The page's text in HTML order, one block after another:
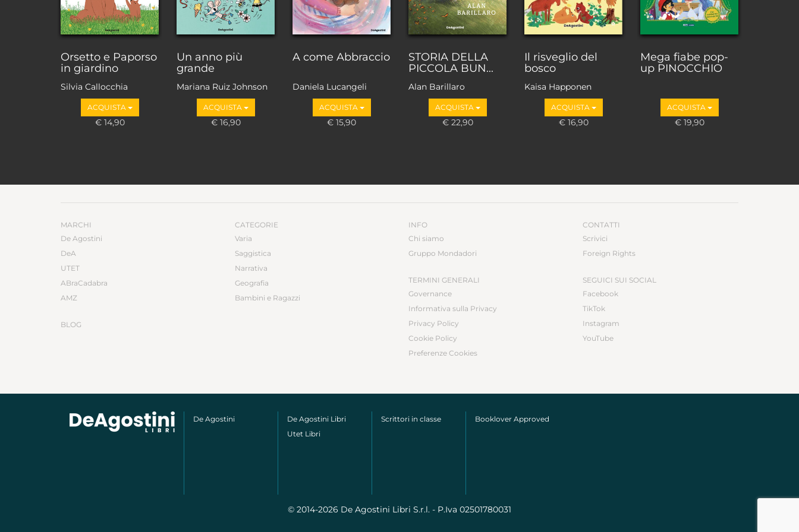
Orsetto e Paporso
in giardino
Silvia Callocchia
ACQUISTA
€ 14,90
Un anno più
grande
Mariana Ruiz Johnson
ACQUISTA
€ 16,90
A come Abbraccio
Daniela Lucangeli
ACQUISTA
€ 15,90
STORIA DELLA
PICCOLA BUN...
Alan Barillaro
ACQUISTA
€ 22,90
Il risveglio del
bosco
Kaisa Happonen
ACQUISTA
€ 16,90
Mega fiabe pop-
up PINOCCHIO
ACQUISTA
€ 19,90
MARCHI
De Agostini
DeA
UTET
ABraCadabra
AMZ
BLOG
CATEGORIE
Varia
Saggistica
Narrativa
Geografia
Bambini e Ragazzi
INFO
Chi siamo
Gruppo Mondadori
TERMINI GENERALI
Governance
Informativa sulla Privacy
Privacy Policy
Cookie Policy
Preferenze Cookies
CONTATTI
Scrivici
Foreign Rights
SEGUICI SUI SOCIAL
Facebook
TikTok
Instagram
YouTube
De Agostini
De Agostini Libri
Utet Libri
Scrittori in classe Booklover Approved
© 2014-2026 De Agostini Libri S.r.l. - P.Iva 02501780031